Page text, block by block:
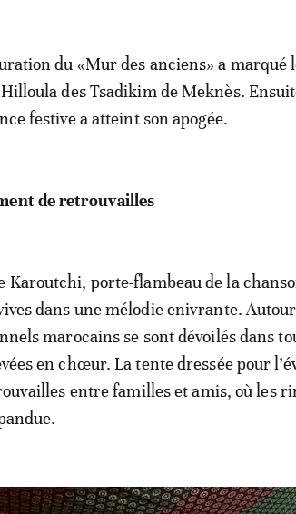
du «Mur des anciens» a marqué
des Tsadikim de Meknès.
festive a atteint son apogée.
de retrouvailles
Karoutchi, porte-flambeau de la
dans une mélodie enivrante.
marocains se sont dévoilés dans
en chœur. La tente dressée pour
entre familles et amis, où les